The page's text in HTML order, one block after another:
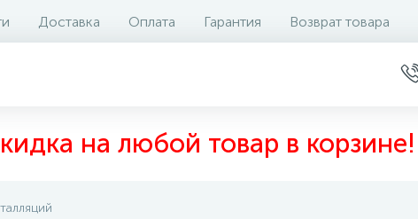
Доставка Оплата Гарантия Возврат товара
на любой товар в корзине!
на складе Отзывы 0